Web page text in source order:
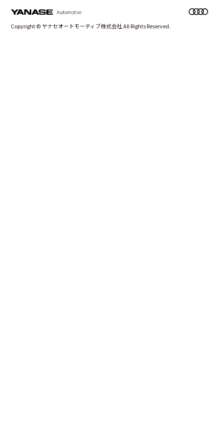
Copyright © ヤナセオートモーティブ株式会社 All Rights Reserved.